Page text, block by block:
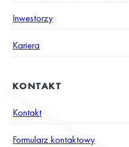
Inwestorzy
Kariera
KONTAKT
Kontakt
Formularz kontaktowy